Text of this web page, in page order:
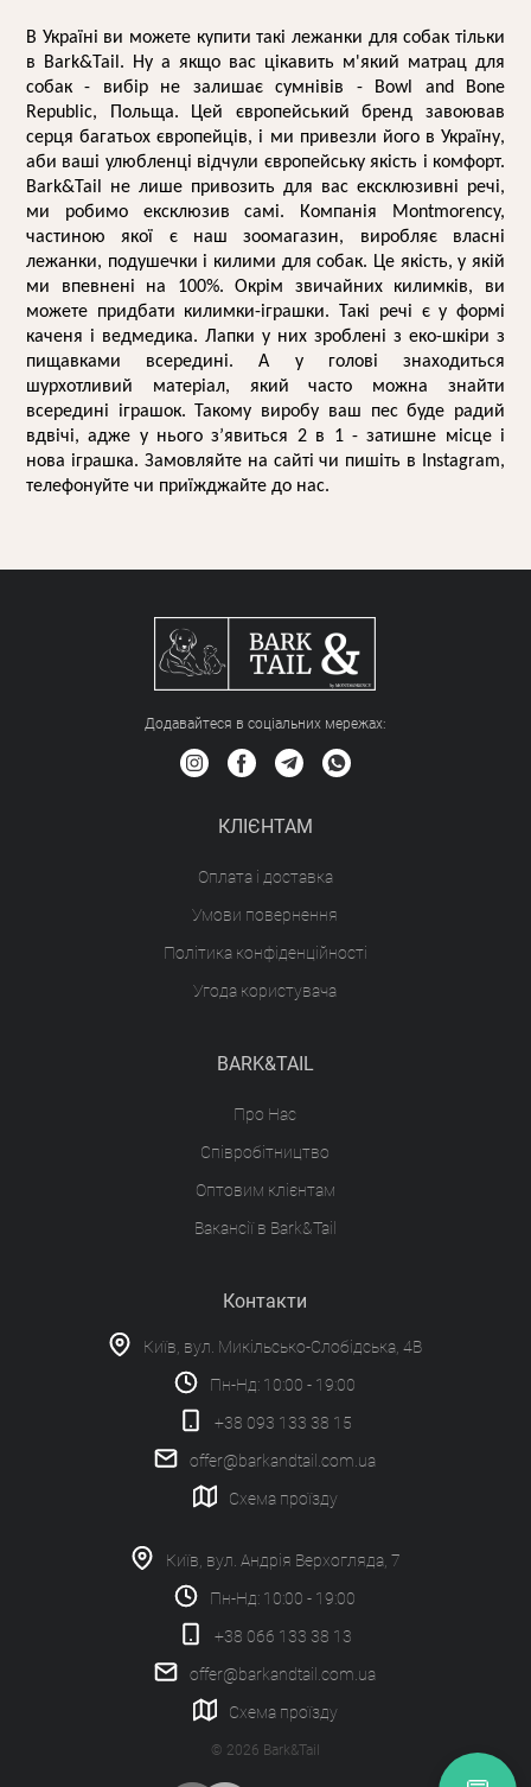
В Україні ви можете купити такі лежанки для собак тільки
в Bark&Tail. Ну а якщо вас цікавить м'який матрац для
собак - вибір не залишає сумнівів - Bowl and Bone
Republic, Польща. Цей європейський бренд завоював
серця багатьох європейців, і ми привезли його в Україну,
аби ваші улюбленці відчули європейську якість і комфорт.
Bark&Tail не лише привозить для вас ексклюзивні речі,
ми робимо ексклюзив самі. Компанія Montmorency,
частиною якої є наш зоомагазин, виробляє власні
лежанки, подушечки і килими для собак. Це якість, у якій
ми впевнені на 100%. Окрім звичайних килимків, ви
можете придбати килимки-іграшки. Такі речі є у формі
каченя і ведмедика. Лапки у них зроблені з еко-шкіри з
пищавками всередині. А у голові знаходиться
шурхотливий матеріал, який часто можна знайти
всередині іграшок. Такому виробу ваш пес буде радий
вдвічі, адже у нього з’явиться 2 в 1 - затишне місце і
нова іграшка. Замовляйте на сайті чи пишіть в Instagram,
телефонуйте чи приїжджайте до нас.
Додавайтеся в соціальних мережах:
КЛІЄНТАМ
Оплата і доставка
Умови повернення
Політика конфіденційності
Угода користувача
BARK&TAIL
Про Нас
Співробітництво
Оптовим клієнтам
Вакансії в Bark&Tail
Контакти
Київ, вул. Микільсько-Слобідська, 4В
Пн-Нд: 10:00 - 19:00
+38 093 133 38 15
offer@barkandtail.com.ua
Схема проїзду
Київ, вул. Андрія Верхогляда, 7
Пн-Нд: 10:00 - 19:00
+38 066 133 38 13
offer@barkandtail.com.ua
Схема проїзду
© 2026 Bark&Tail